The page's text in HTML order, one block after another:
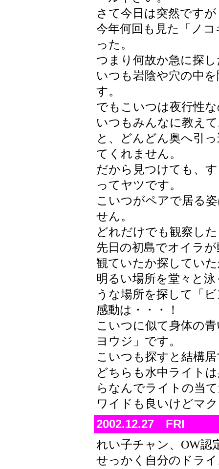
さて今日は突然です
今年何回も見た「ノ
った。
つまり何故か急に探
いつも岩陰や穴の中
す。
でもこいつは夜行性
いつもみんなに教え
と、どんどん奥へ引
てくれません。
だから見つけても、
ってヤツです。
こいつがペアで居る
せん。
どれだけでも観察し
先日の初島でオイラ
観ていたか探してい
明るい場所を堂々と
うな場所を探して「
感動は・・・！
こいつに似て身体の
ヨウジ」です。
こいつも探すと結構
どちらも水中ライト
らなんでライトの当
ワイドも良いけどマ
2002.12.27 FRI
れい子チャン、OW認
せっかく自分のドラ